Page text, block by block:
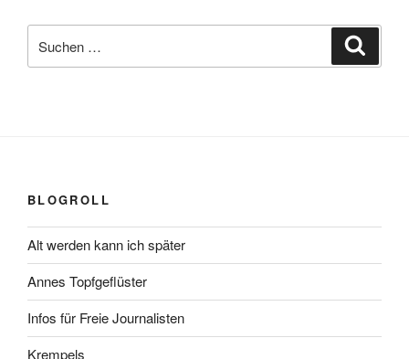
nach:
BLOGROLL
Alt werden kann ich später
Annes Topfgeflüster
Infos für Freie Journalisten
Krempels